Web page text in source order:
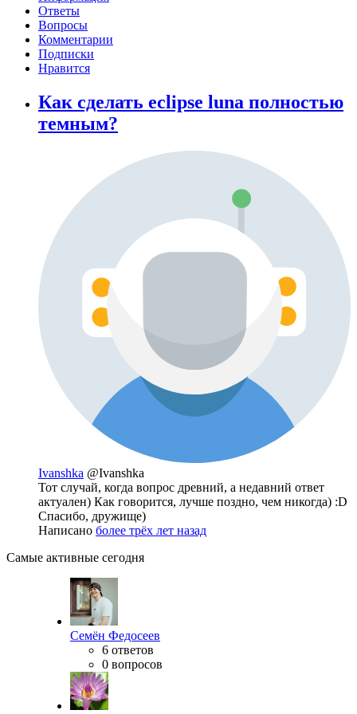
Ответы
Вопросы
Комментарии
Подписки
Нравится
Как сделать eclipse luna полностью
темным?
Ivanshka @Ivanshka
Тот случай, когда вопрос древний, а недавний ответ
актуален) Как говорится, лучше поздно, чем никогда) :D
Спасибо, дружище)
Написано более трёх лет назад
Самые активные сегодня
Семён Федосеев
6 ответов
0 вопросов